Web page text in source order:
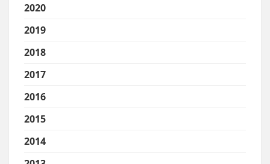
2020
2019
2018
2017
2016
2015
2014